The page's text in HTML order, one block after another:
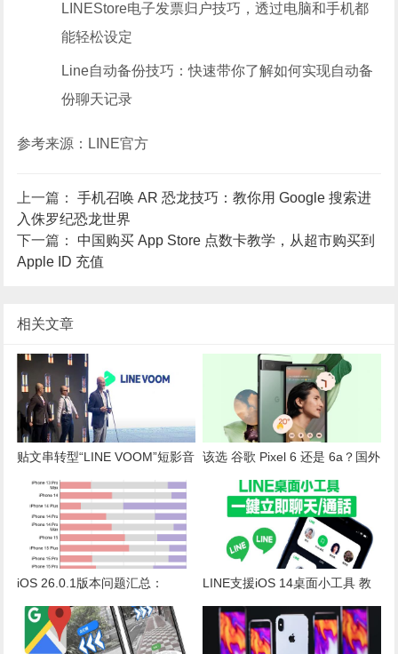
LINEStore电子发票归户技巧，透过电脑和手机都
能轻松设定
Line自动备份技巧：快速带你了解如何实现自动备
份聊天记录
参考来源：LINE官方
上一篇：手机召唤 AR 恐龙技巧：教你用 Google 搜索进
入侏罗纪恐龙世界
下一篇： 中国购买 App Store 点数卡教学，从超市购买到
Apple ID 充值
相关文章
贴文串转型“LINE VOOM”短影音
平台！LINE 祭千万奖金号召用
户参与
该选 谷歌 Pixel 6 还是 6a？国外
网友票选出炉“结果一面倒”
iOS 26.0.1版本问题汇总：
iPhone电池续航与闪退现象持续
追踪
LINE支援iOS 14桌面小工具 教
你建立快速聊天室